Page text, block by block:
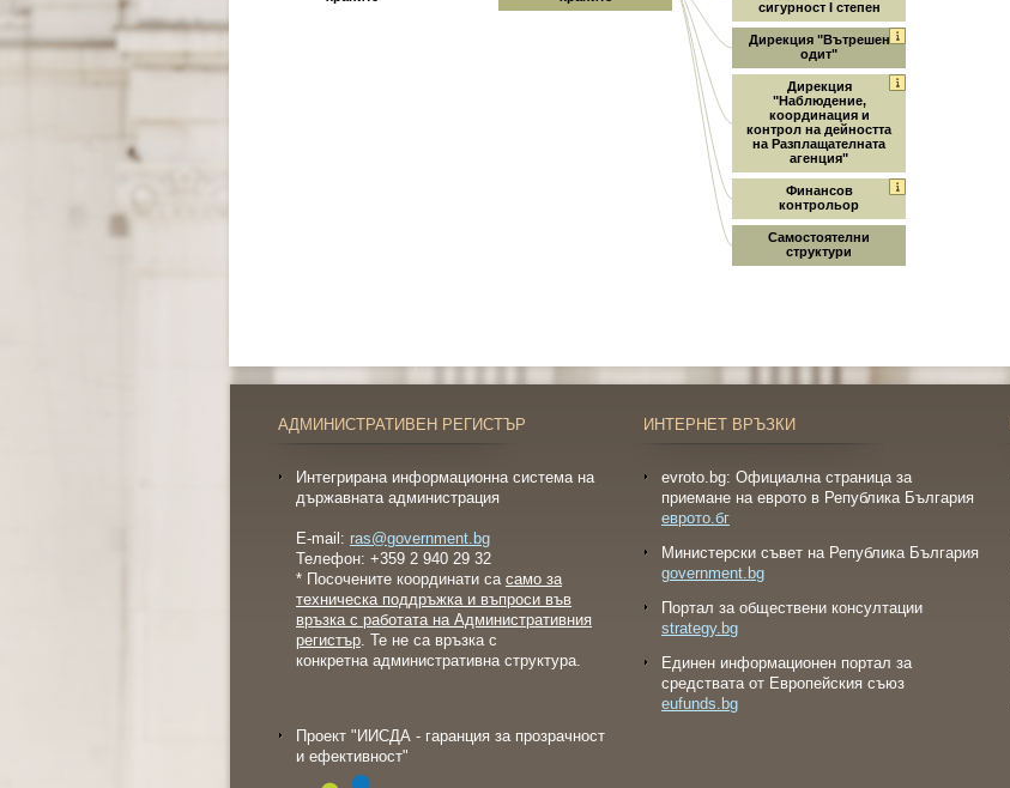
сигурност І степен
Дирекция "Вътрешен
одит"
Дирекция
"Наблюдение,
координация и
контрол на дейността
на Разплащателната
агенция"
Финансов
контрольор
Самостоятелни
структури
АДМИНИСТРАТИВЕН РЕГИСТЪР
Интегрирана информационна система на
държавната администрация
E-mail: ras@government.bg
Телефон: +359 2 940 29 32
* Посочените координати са само за
техническа поддръжка и въпроси във
връзка с работата на Административния
регистър. Те не са връзка с
конкретна административна структура.
Проект "ИИСДА - гаранция за прозрачност
и ефективност"
ИНТЕРНЕТ ВРЪЗКИ
evroto.bg: Официална страница за
приемане на еврото в Република България
еврото.бг
Министерски съвет на Република България
government.bg
Портал за обществени консултации
strategy.bg
Eдинен информационен портал за
средствата от Европейския съюз
eufunds.bg